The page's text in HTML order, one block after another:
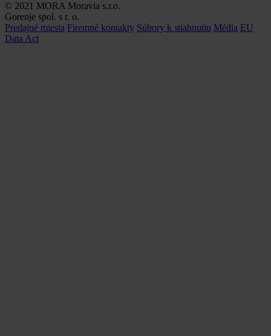
© 2021 MORA Moravia s.r.o.
Gorenje spol. s r. o.
Predajné miesta Firemné kontakty Súbory k stiahnutiu Média EU
Data Act